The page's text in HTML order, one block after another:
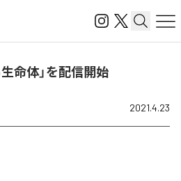
命体」を配信開始
2021.4.23